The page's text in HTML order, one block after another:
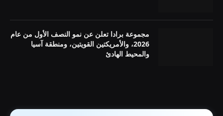
مجموعة برادا تعلن عن نمو النصف الأول من عام
2026، والأمريكتين القويتين، ومنطقة آسيا
والمحيط الهادئ